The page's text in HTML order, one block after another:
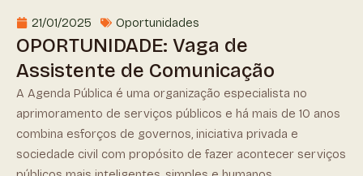
21/01/2025 Oportunidades
OPORTUNIDADE: Vaga de
Assistente de Comunicação
A Agenda Pública é uma organização especialista no
aprimoramento de serviços públicos e há mais de 10 anos
combina esforços de governos, iniciativa privada e
sociedade civil com propósito de fazer acontecer serviços